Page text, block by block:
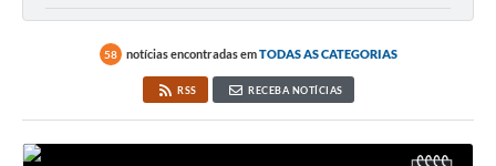
Doação de Animais
58 notícias encontradas emTODAS AS CATEGORIAS
RSS RECEBA NOTÍCIAS